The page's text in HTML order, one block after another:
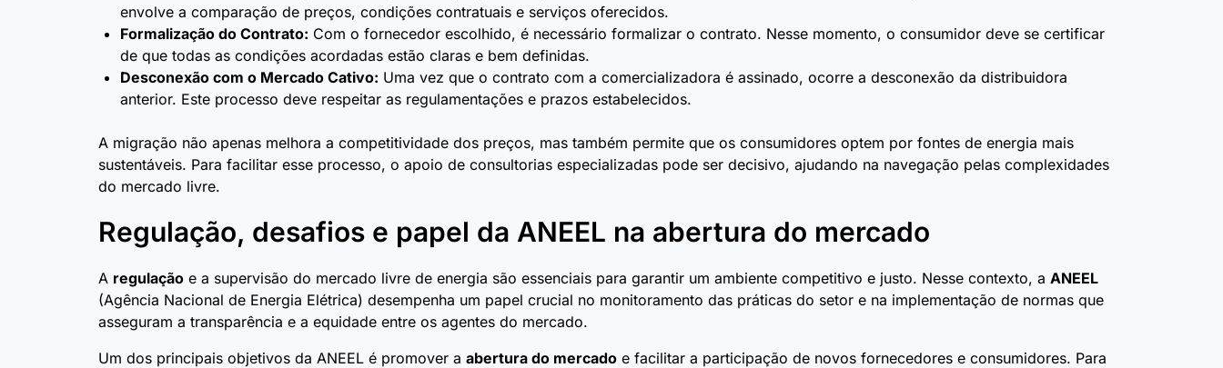
envolve a comparação de preços, condições contratuais e serviços oferecidos.
Formalização do Contrato: Com o fornecedor escolhido, é necessário formalizar o contrato. Nesse momento, o consumidor deve se certificar
de que todas as condições acordadas estão claras e bem definidas.
Desconexão com o Mercado Cativo: Uma vez que o contrato com a comercializadora é assinado, ocorre a desconexão da distribuidora
anterior. Este processo deve respeitar as regulamentações e prazos estabelecidos.
A migração não apenas melhora a competitividade dos preços, mas também permite que os consumidores optem por fontes de energia mais
sustentáveis. Para facilitar esse processo, o apoio de consultorias especializadas pode ser decisivo, ajudando na navegação pelas complexidades
do mercado livre.
Regulação, desafios e papel da ANEEL na abertura do mercado
A regulaçãoe a supervisão do mercado livre de energia são essenciais para garantir um ambiente competitivo e justo. Nesse contexto, a ANEEL
(Agência Nacional de Energia Elétrica) desempenha um papel crucial no monitoramento das práticas do setor e na implementação de normas que
asseguram a transparência e a equidade entre os agentes do mercado.
Um dos principais objetivos da ANEEL é promover a abertura do mercadoe facilitar a participação de novos fornecedores e consumidores. Para